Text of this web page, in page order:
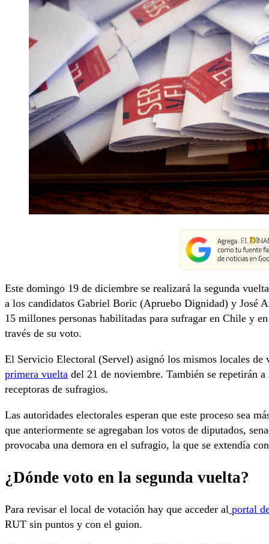
Este domingo 19 de diciembre se realizará la segunda
a los candidatos Gabriel Boric (Apruebo Dignidad) y José
15 millones personas habilitadas para sufragar en Chile y
través de su voto.
El Servicio Electoral (Servel) asignó los mismos locales de
primera vuelta del 21 de noviembre. También se repetirán a
receptoras de sufragios.
Las autoridades electorales esperan que este proceso sea
que anteriormente se agregaban los votos de diputados,
provocaba una demora en el sufragio, la que se extendía
¿Dónde voto en la segunda vuelta?
Para revisar el local de votación hay que acceder al portal
RUT sin puntos y con el guion.